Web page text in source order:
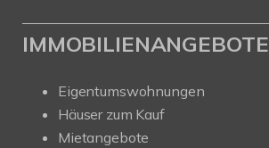
IMMOBILIENANGEBOTE
Eigentumswohnungen
Häuser zum Kauf
Mietangebote